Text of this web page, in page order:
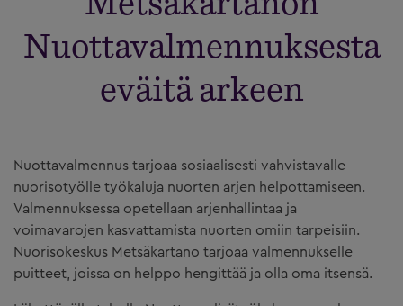
Nuottavalmennuksesta
eväitä arkeen
Nuottavalmennus tarjoaa sosiaalisesti vahvistavalle
nuorisotyölle työkaluja nuorten arjen helpottamiseen.
Valmennuksessa opetellaan arjenhallintaa ja
voimavarojen kasvattamista nuorten omiin tarpeisiin.
Nuorisokeskus Metsäkartano tarjoaa valmennukselle
puitteet, joissa on helppo hengittää ja olla oma itsensä.